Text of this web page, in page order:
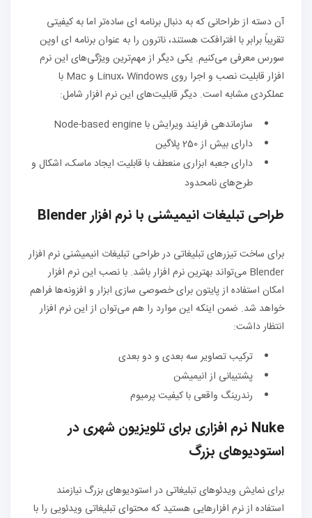
آن دسته از طراحانی که به دنبال برنامه ای ساده‌تر اما به کیفیتی
تقریباً برابر با افترافکت هستند، ناترون را به عنوان برنامه ای اوپن
سورس معرفی می‌کنیم. یکی دیگر از مهم‌ترین ویژگی‌های این نرم
افزار قابلیت نصب و اجرا روی Linux، Windows و Mac با
عملکردی مشابه است. دیگر قابلیت‌های این نرم افزار شامل:
سازماندهی فرایند ویرایش با Node-based engine
دارای بیش از 250 پلاگین
دارای جعبه ابزاری منعطف با قابلیت ایجاد ماسک، اشکال و
طرح‌های نامحدود
طراحی تبلیغات انیمیشنی با نرم افزار Blender
برای ساخت تیزرهای تبلیغاتی در طراحی تبلیغات انیمیشنی نرم افزار
Blender می‌تواند بهترین نرم افزار باشد. با نصب این نرم افزار
امکان استفاده از پایتون برای خصوصی سازی ابزار و افزونه‌ها فراهم
خواهد شد. ضمن اینکه این موارد را هم می‌توان از این نرم افزار
انتظار داشت:
ترکیب تصاویر سه بعدی و دو بعدی
پشتیبانی از انیمیشن
رندرینگ واقعی با کیفیت پرمیوم
Nuke نرم افزاری برای تلویزیون شهری در
استودیوهای بزرگ
برای نمایش ویدئوهای تبلیغاتی در استودیوهای بزرگ نیازمند
استفاده از نرم افزارهایی هستید که محتوای تبلیغاتی ویدئویی را با